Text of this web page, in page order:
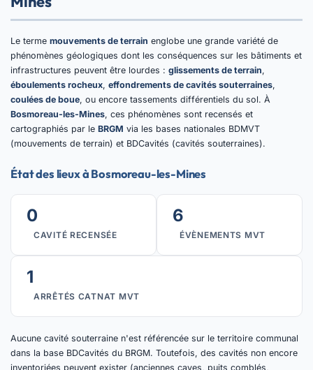
Le terme mouvements de terrain englobe une grande variété de
phénomènes géologiques dont les conséquences sur les bâtiments et
infrastructures peuvent être lourdes : glissements de terrain,
éboulements rocheux, effondrements de cavités souterraines,
coulées de boue, ou encore tassements différentiels du sol. À
Bosmoreau-les-Mines, ces phénomènes sont recensés et
cartographiés par le BRGM via les bases nationales BDMVT
(mouvements de terrain) et BDCavités (cavités souterraines).
État des lieux à Bosmoreau-les-Mines
0
CAVITÉ RECENSÉE
6
ÉVÈNEMENTS MVT
1
ARRÊTÉS CATNAT MVT
Aucune cavité souterraine n'est référencée sur le territoire communal
dans la base BDCavités du BRGM. Toutefois, des cavités non encore
inventoriées peuvent exister (anciennes caves, puits comblés,